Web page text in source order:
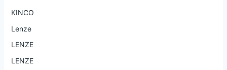
KINCO
Lenze
LENZE
LENZE